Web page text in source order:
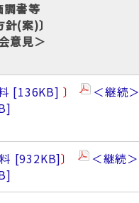
調書等
針(案)〕
意見＞
136KB 〕 ＜継続＞
932KB 〕 ＜継続＞